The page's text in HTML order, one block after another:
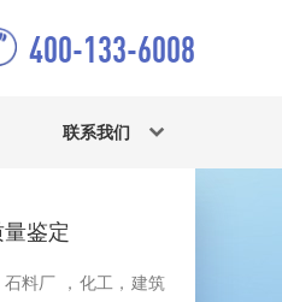
400-133-6008
联系我们
鉴定
料厂 ，化工，建筑